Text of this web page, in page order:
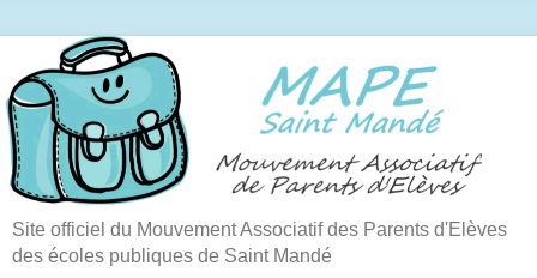
Site officiel du Mouvement Associatif des Parents d'Elèves
des écoles publiques de Saint Mandé